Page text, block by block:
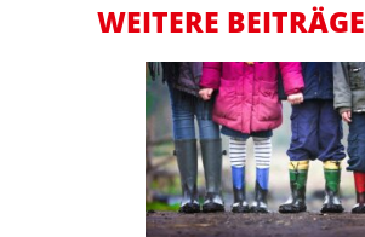
WEITERE BEITRÄGE